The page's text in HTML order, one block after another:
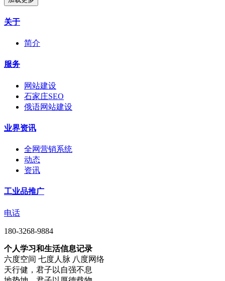
关于
简介
服务
网站建设
石家庄SEO
俄语网站建设
业界资讯
全网营销系统
动态
资讯
工业品推广
电话
180-3268-9884
个人学习和生活信息记录
六度空间 七度人脉 八度网络
天行健，君子以自强不息